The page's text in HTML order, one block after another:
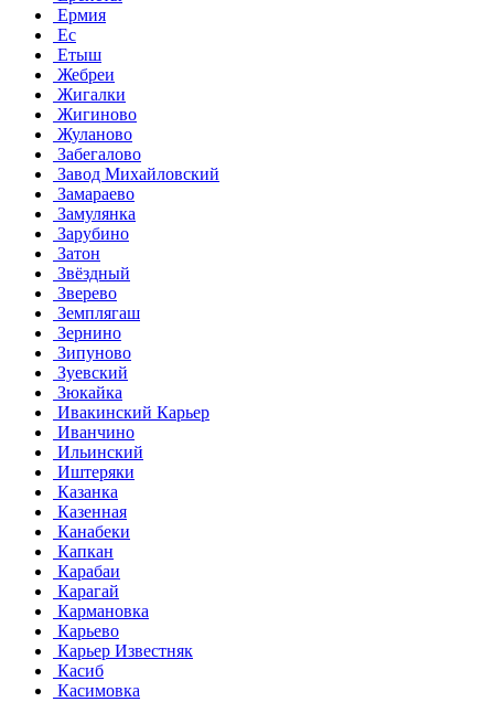
Ермия
Ес
Етыш
Жебреи
Жигалки
Жигиново
Жуланово
Забегалово
Завод Михайловский
Замараево
Замулянка
Зарубино
Затон
Звёздный
Зверево
Земплягаш
Зернино
Зипуново
Зуевский
Зюкайка
Ивакинский Карьер
Иванчино
Ильинский
Иштеряки
Казанка
Казенная
Канабеки
Капкан
Карабаи
Карагай
Кармановка
Карьево
Карьер Известняк
Касиб
Касимовка